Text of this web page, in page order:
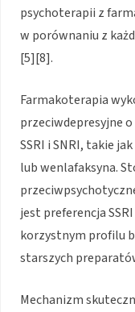
psychoterapii z
w porównaniu z
[5][8].
Farmakoterapia
przeciwdepresyjne
SSRI i SNRI, takie
lub wenlafaksyna.
jest preferencja
korzystnym profilu
starszych
Mechanizm